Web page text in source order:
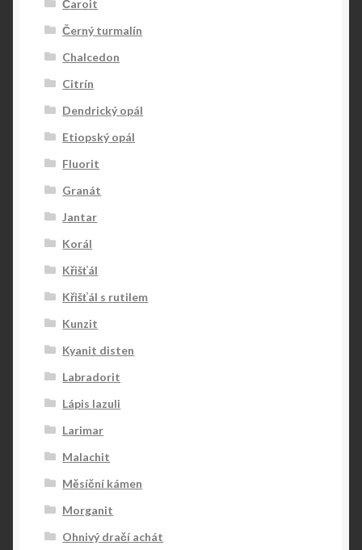
Čaroit
Černý turmalín
Chalcedon
Citrín
Dendrický opál
Etiopský opál
Fluorit
Granát
Jantar
Korál
Křišťál
Křišťál s rutilem
Kunzit
Kyanit disten
Labradorit
Lápis lazuli
Larimar
Malachit
Měsíční kámen
Morganit
Ohnivý dračí achát